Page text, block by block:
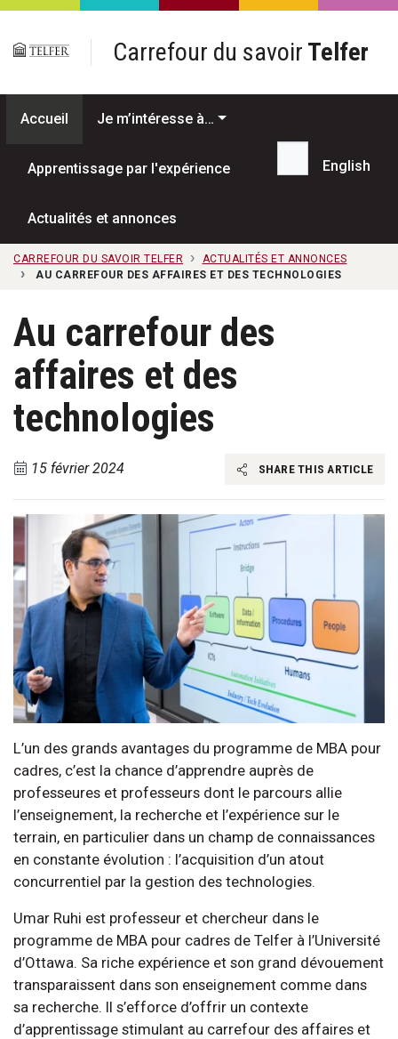
Passer au contenu principal
Carrefour du savoir Telfer
Accueil Je m’intéresse à…
Apprentissage par l'expérience
Actualités et annonces
Recherche...
English
CARREFOUR DU SAVOIR TELFER
ACTUALITÉS ET ANNONCES
AU CARREFOUR DES AFFAIRES ET DES TECHNOLOGIES
Au carrefour des
affaires et des
technologies
15 février 2024 SHARE THIS ARTICLE
L’un des grands avantages du programme de MBA pour
cadres, c’est la chance d’apprendre auprès de
professeures et professeurs dont le parcours allie
l’enseignement, la recherche et l’expérience sur le
terrain, en particulier dans un champ de connaissances
en constante évolution : l’acquisition d’un atout
concurrentiel par la gestion des technologies.
Umar Ruhi est professeur et chercheur dans le
programme de MBA pour cadres de Telfer à l’Université
d’Ottawa. Sa riche expérience et son grand dévouement
transparaissent dans son enseignement comme dans
sa recherche. Il s’efforce d’offrir un contexte
d’apprentissage stimulant au carrefour des affaires et